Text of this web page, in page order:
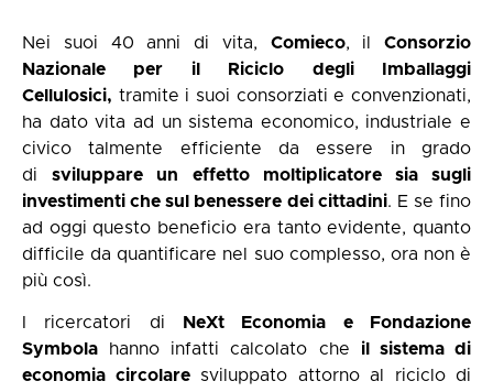
Nei suoi 40 anni di vita, Comieco, il Consorzio
Nazionale per il Riciclo degli Imballaggi
Cellulosici, tramite i suoi consorziati e convenzionati,
ha dato vita ad un sistema economico, industriale e
civico talmente efficiente da essere in grado
disviluppare un effetto moltiplicatore sia sugli
investimenti che sul benessere dei cittadini. E se fino
ad oggi questo beneficio era tanto evidente, quanto
difficile da quantificare nel suo complesso, ora non è
più così.
I ricercatori di
NeXt Economia e Fondazione
Symbola hanno infatti calcolato che il sistema di
economia circolaresviluppato attorno al riciclo di